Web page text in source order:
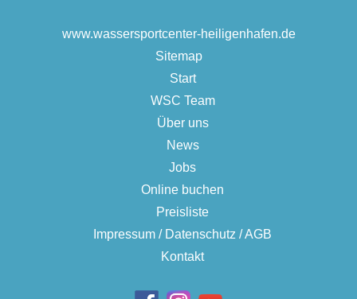
www.wassersportcenter-heiligenhafen.de
Sitemap
Start
WSC Team
Über uns
News
Jobs
Online buchen
Preisliste
Impressum / Datenschutz / AGB
Kontakt